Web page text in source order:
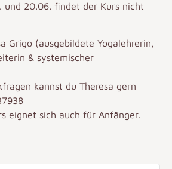
und 20.06. findet der Kurs nicht
Grigo (ausgebildete Yogalehrerin,
& systemischer
kannst du Theresa gern
eignet sich auch für Anfänger.